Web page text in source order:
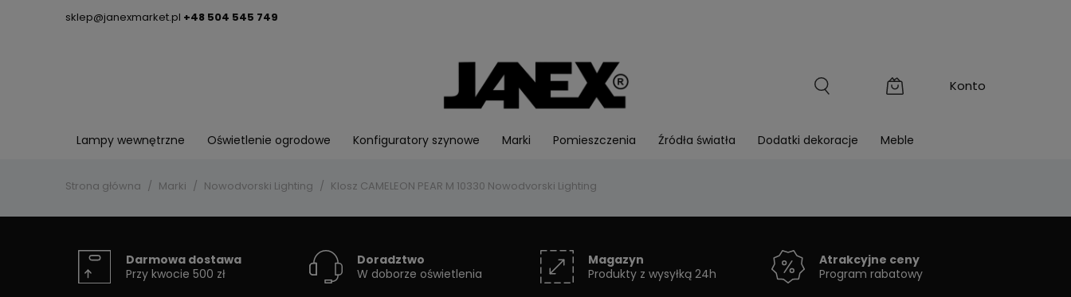
sklep@janexmarket.pl +48 504 545 749
Lampy wewnętrzne Oświetlenie ogrodowe Konfiguratory szynowe Marki Pomieszczenia Źródła światła Dodatki dekoracje Meble
Strona główna Marki Nowodvorski Lighting Klosz CAMELEON PEAR M 10330 Nowodvorski Lighting
Darmowa dostawa
Przy kwocie 500 zł
Doradztwo
W doborze oświetlenia
Magazyn
Produkty z wysyłką 24h
Atrakcyjne ceny
Program rabatowy